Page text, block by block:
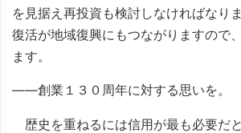
を見据え再投資も検討しなければなり
復活が地域復興にもつながりますので
ます。
――創業１３０周年に対する思いを。
歴史を重ねるには信用が最も必要だ